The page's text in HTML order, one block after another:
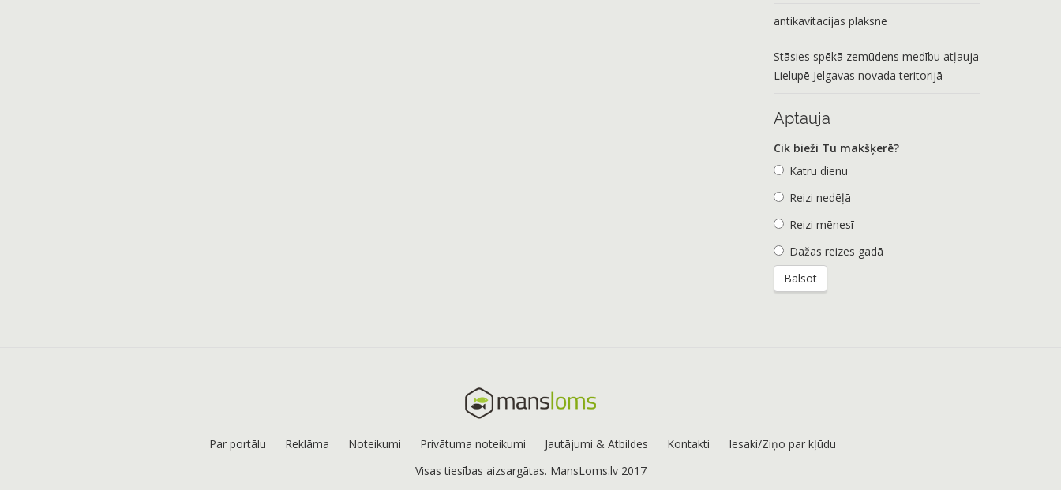
antikavitacijas plaksne
Stāsies spēkā zemūdens medību atļauja
Lielupē Jelgavas novada teritorijā
Aptauja
Cik bieži Tu makšķerē?
Katru dienu
Reizi nedēļā
Reizi mēnesī
Dažas reizes gadā
Par portālu Reklāma Noteikumi Privātuma noteikumi Jautājumi & Atbildes Kontakti
Iesaki/Ziņo par kļūdu
Visas tiesības aizsargātas. MansLoms.lv 2017